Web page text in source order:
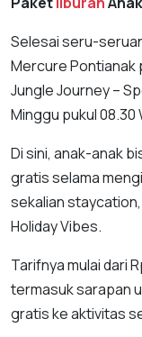
Selesai seru-
Mercure Pontianak
Jungle Journey –
Minggu pukul 08.30
Di sini, anak-anak
gratis selama
sekalian
Holiday Vibes.
Tarifnya mulai dari
termasuk sarapan
gratis ke aktivitas